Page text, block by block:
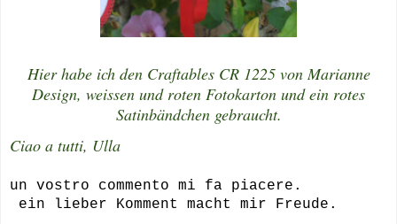
Hier habe ich den Craftables CR 1225 von Marianne
Design, weissen und roten Fotokarton und ein rotes
Satinbändchen gebraucht.
Ciao a tutti, Ulla
un vostro commento mi fa piacere.
ein lieber Komment macht mir Freude.